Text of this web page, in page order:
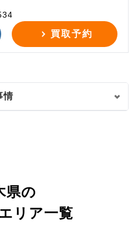
買取予約
情
県の
リア一覧